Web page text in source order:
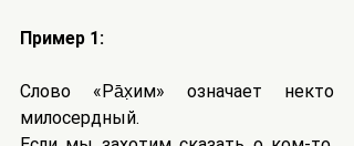
Пример 1:
Слово «Ра̄х̣им» означает некто
милосердный.